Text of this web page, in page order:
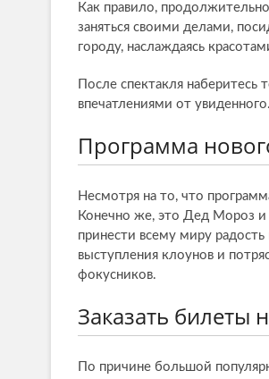
Как правило,
заняться своими делами,
городу, наслаждаясь
После спектакля
впечатлениями от увиденного.
Программа
Несмотря на то, что
Конечно же, это Дед Мороз
принести всему миру
выступления клоунов и
фокусников.
Заказать билеты
По причине большой